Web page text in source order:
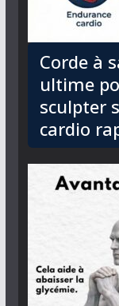
Corde à
ultime
sculpter
cardio